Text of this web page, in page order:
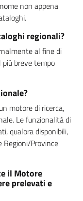
non appena
regionali?
al fine di
breve tempo
motore di ricerca,
Le funzionalità di
qualora disponibili,
Province
il Motore
prelevati e